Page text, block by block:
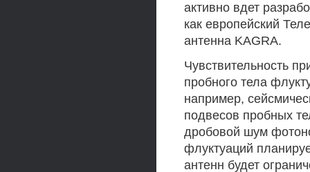
активно вдет
как европейский
антенна KAGRA.
Чувствительность
пробного тела
например,
подвесов пробных
дробовой шум
флуктуаций
антенн будет